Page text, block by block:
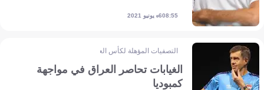
08:556 يونيو 2021
التصفيات المؤهلة لكأس العالم - آسيا
الغيابات تحاصر العراق في مواجهة
كمبوديا